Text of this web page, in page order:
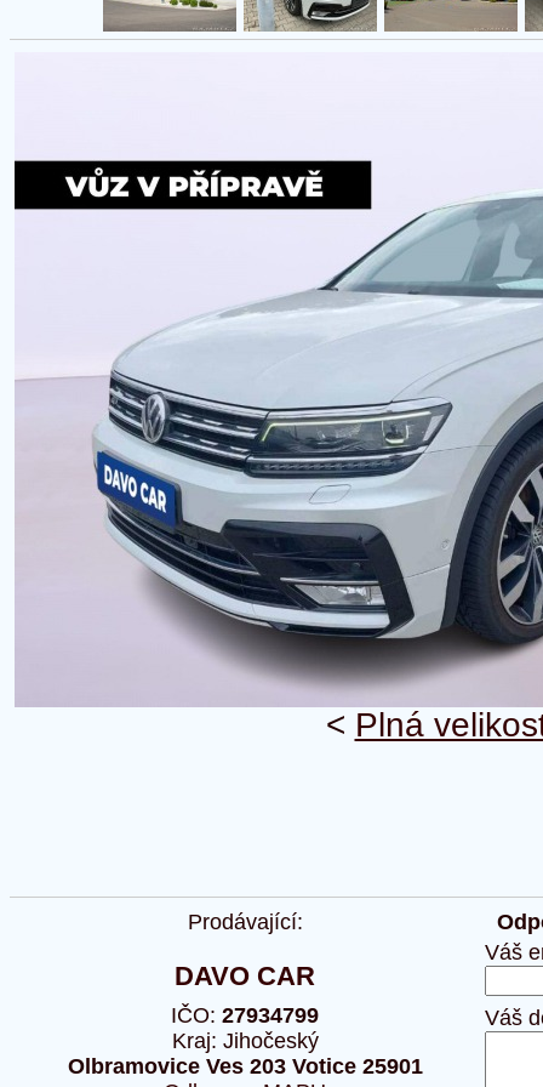
< Plná
Prodávající:
DAVO CAR
IČO: 27934799
Kraj: Jihočeský
Olbramovice Ves 203 Votice 25901
Váš
Váš